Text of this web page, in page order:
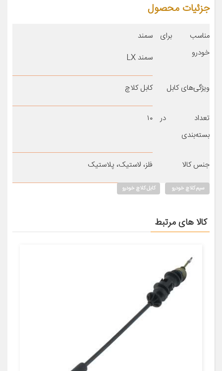
جزئیات محصول
مناسب برای
خودرو
سمند
سمند LX
ویژگی‌های کابل کابل کلاچ
تعداد در
بسته‌بندی
۱۰
جنس کالا فلز، لاستیک، پلاستیک
سیم کلاچ خودرو کابل کلاچ خودرو
کالا های مرتبط